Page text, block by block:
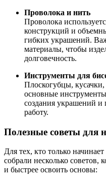
Проволока и нить
Проволока
конструкций и
гибких украшений.
материалы, чтобы
долговечность.
Инструменты для
Плоскогубцы,
основные
создания украшений и
работу.
Полезные советы для
Для тех, кто только
собрали несколько советов,
и быстрее освоить основы: